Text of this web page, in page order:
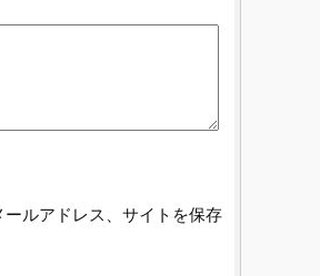
ルアドレス、サイトを保存